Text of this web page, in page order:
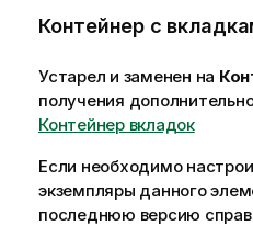
Контейнер с
Устарел и заменен на
получения
Контейнер вкладок
Если необходимо
экземпляры данного
последнюю версию